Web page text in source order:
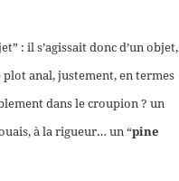
: il s’agissait donc d’un objet,
anal, justement, en termes
dans le croupion ? un
à la rigueur… un “pine